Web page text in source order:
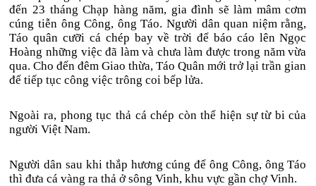
đến 23 tháng Chạp hàng năm, gia đình sẽ làm mâm cơm
cúng tiễn ông Công, ông Táo. Người dân quan niệm rằng,
Táo quân cưỡi cá chép bay về trời để báo cáo lên Ngọc
Hoàng những việc đã làm và chưa làm được trong năm vừa
qua. Cho đến đêm Giao thừa, Táo Quân mới trở lại trần gian
để tiếp tục công việc trông coi bếp lửa.
Ngoài ra, phong tục thả cá chép còn thể hiện sự từ bi của
người Việt Nam.
Người dân sau khi thắp hương cúng để ông Công, ông Táo
thì đưa cá vàng ra thả ở sông Vinh, khu vực gần chợ Vinh.